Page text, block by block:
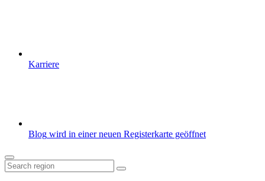
Karriere
Blog wird in einer neuen Registerkarte geöffnet